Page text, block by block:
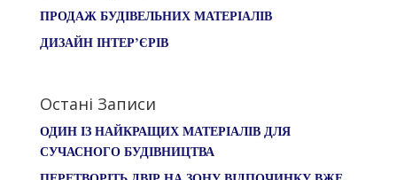
ПРОДАЖ БУДІВЕЛЬНИХ МАТЕРІАЛІВ
ДИЗАЙН ІНТЕР’ЄРІВ
Остані Записи
ОДИН ІЗ НАЙКРАЩИХ МАТЕРІАЛІВ ДЛЯ
СУЧАСНОГО БУДІВНИЦТВА